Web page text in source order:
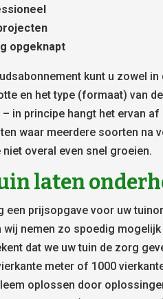
opgeknapt
kunt u zowel
en het type (formaat) van
in principe hangt het ervan
waar meerdere soorten na
niet overal even snel groeien.
laten
een prijsopgave voor uw
wij nemen zo spoedig
dat we uw tuin de zorg
meter of 1000
oplossen door